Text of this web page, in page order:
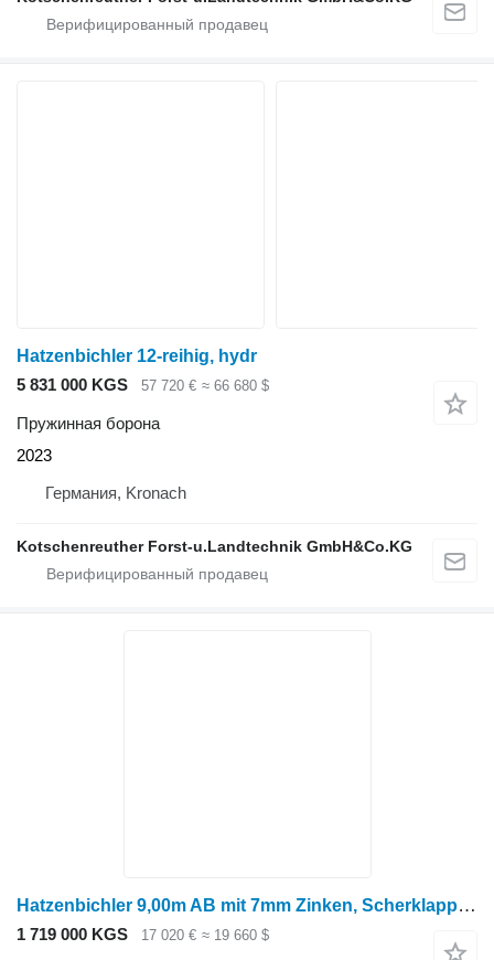
Hatzenbichler 12-reihig, hydr
5 831 000 KGS
57 720 € ≈ 66 680 $
Пружинная борона
2023
Германия, Kronach
Kotschenreuther Forst-u.Landtechnik GmbH&Co.KG
Hatzenbichler 9,00m AB mit 7mm Zinken, Scherklappung
1 719 000 KGS 17 020 € ≈ 19 660 $